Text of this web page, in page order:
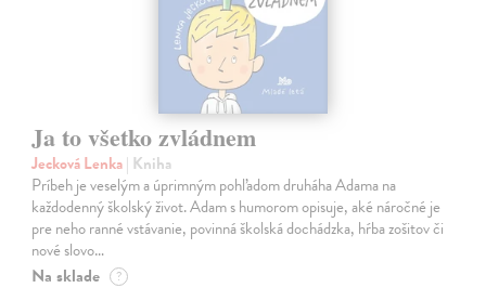
Ja to všetko zvládnem
Jecková Lenka| Kniha
Príbeh je veselým a úprimným pohľadom druháha Adama na
každodenný školský život. Adam s humorom opisuje, aké náročné je
pre neho ranné vstávanie, povinná školská dochádzka, hŕba zošitov či
nové slovo…
Na sklade ?